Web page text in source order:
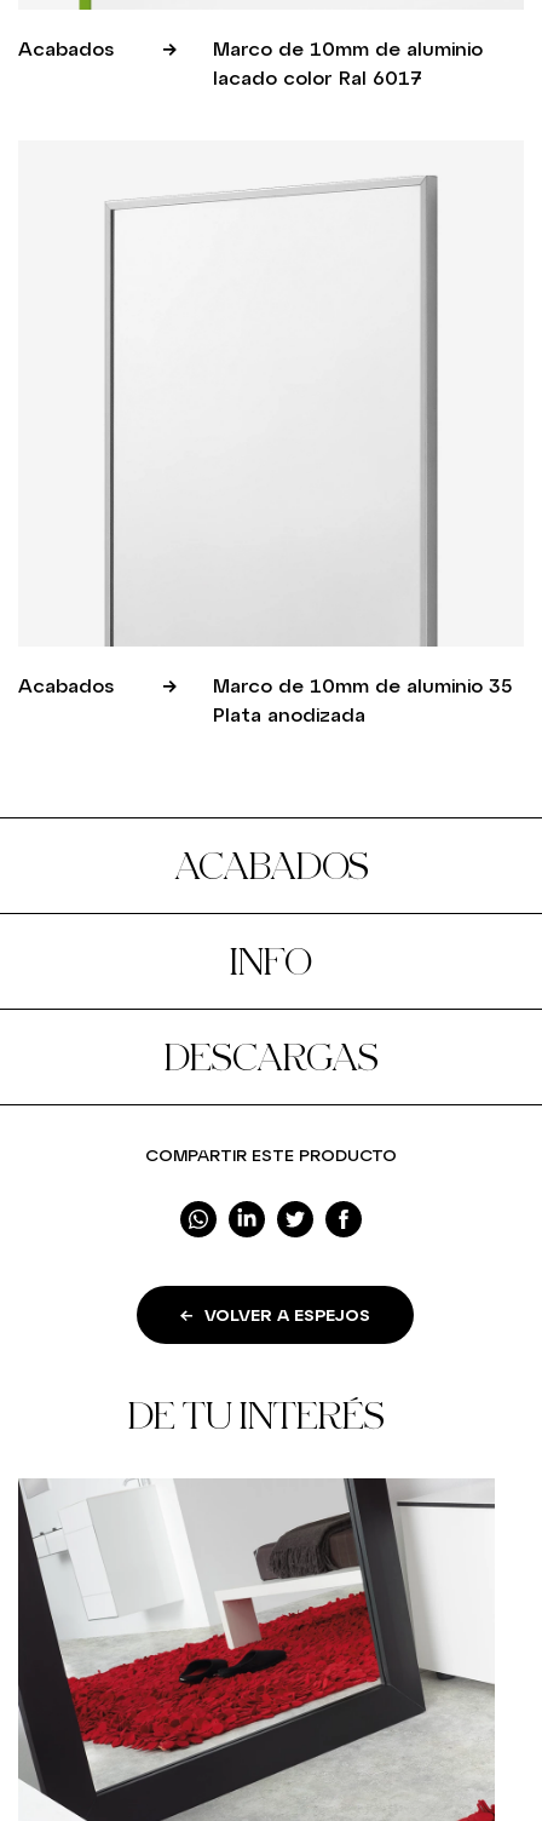
Acabados
Marco de 10mm de aluminio
lacado color Ral 6017
Acabados
Marco de 10mm de aluminio 35
Plata anodizada
ACABADOS
INFO
DESCARGAS
COMPARTIR ESTE PRODUCTO
VOLVER A ESPEJOS
DE TU INTERÉS